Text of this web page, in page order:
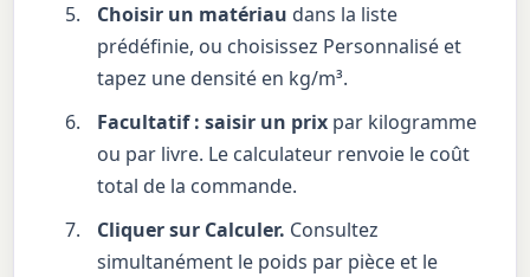
Choisir un matériau dans la liste
prédéfinie, ou choisissez Personnalisé et
tapez une densité en kg/m³.
Facultatif : saisir un prix par kilogramme
ou par livre. Le calculateur renvoie le coût
total de la commande.
Cliquer sur Calculer. Consultez
simultanément le poids par pièce et le